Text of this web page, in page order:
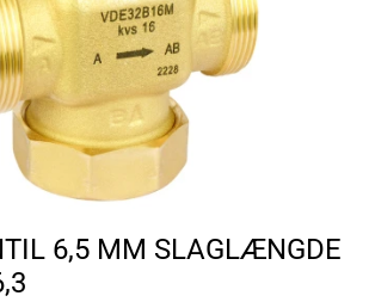
6,5 MM SLAGLÆNGDE